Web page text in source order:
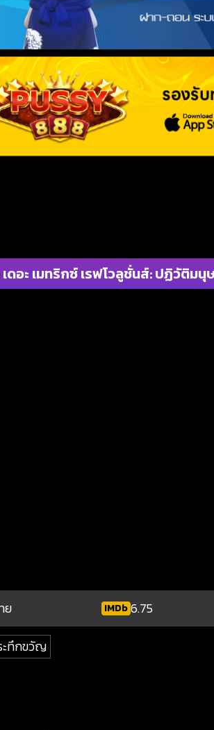
อะ เมทริกซ์ เรฟโวลูชั่นส์: ปฏิวัติมนุ
ย IMDb6.75
ะทึกขวัญ